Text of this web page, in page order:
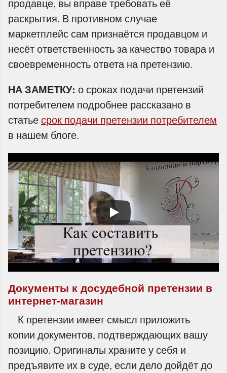
продавце, вы вправе требовать её
раскрытия. В противном случае
маркетплейс сам признаётся продавцом и
несёт ответственность за качество товара и
своевременность ответа на претензию.
НА ЗАМЕТКУ: о сроках подачи претензий
потребителем подробнее рассказано в
статьесрок подачи претензии потребителем
в нашем блоге.
Документы к досудебной претензии в
интернет‑магазин
К претензии имеет смысл приложить
копии документов, подтверждающих вашу
позицию. Оригиналы храните у себя и
предъявите их в суде, если дело дойдёт до